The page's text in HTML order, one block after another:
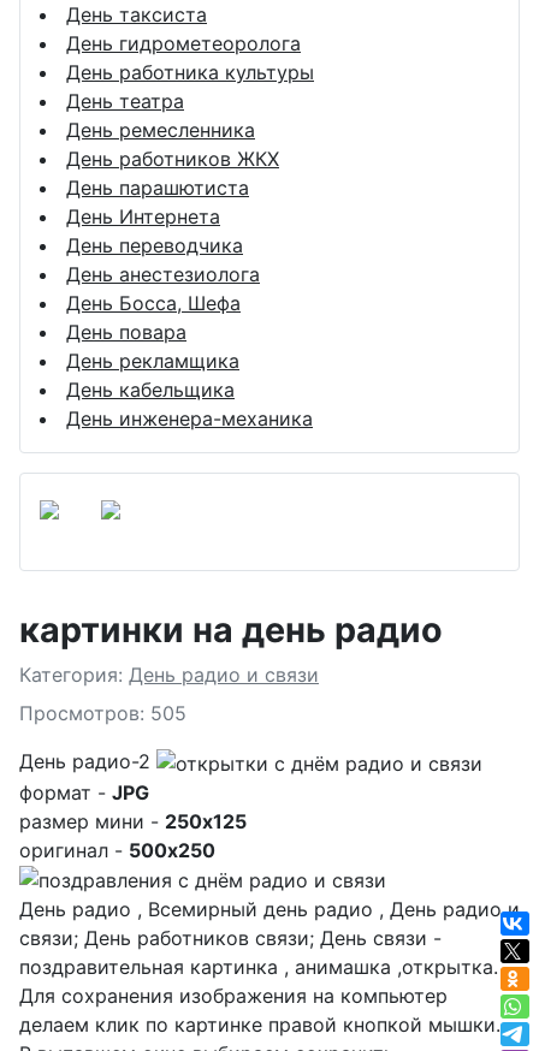
День таксиста
День гидрометеоролога
День работника культуры
День театра
День ремесленника
День работников ЖКХ
День парашютиста
День Интернета
День переводчика
День анестезиолога
День Босса, Шефа
День повара
День рекламщика
День кабельщика
День инженера-механика
картинки на день радио
Подробности
Категория: День радио и связи
Просмотров: 505
День радио-2
формат - JPG
размер мини - 250x125
оригинал - 500x250
День радио , Всемирный день радио , День радио и
связи; День работников связи; День связи -
поздравительная картинка , анимашка ,открытка.
Для сохранения изображения на компьютер
делаем клик по картинке правой кнопкой мышки.